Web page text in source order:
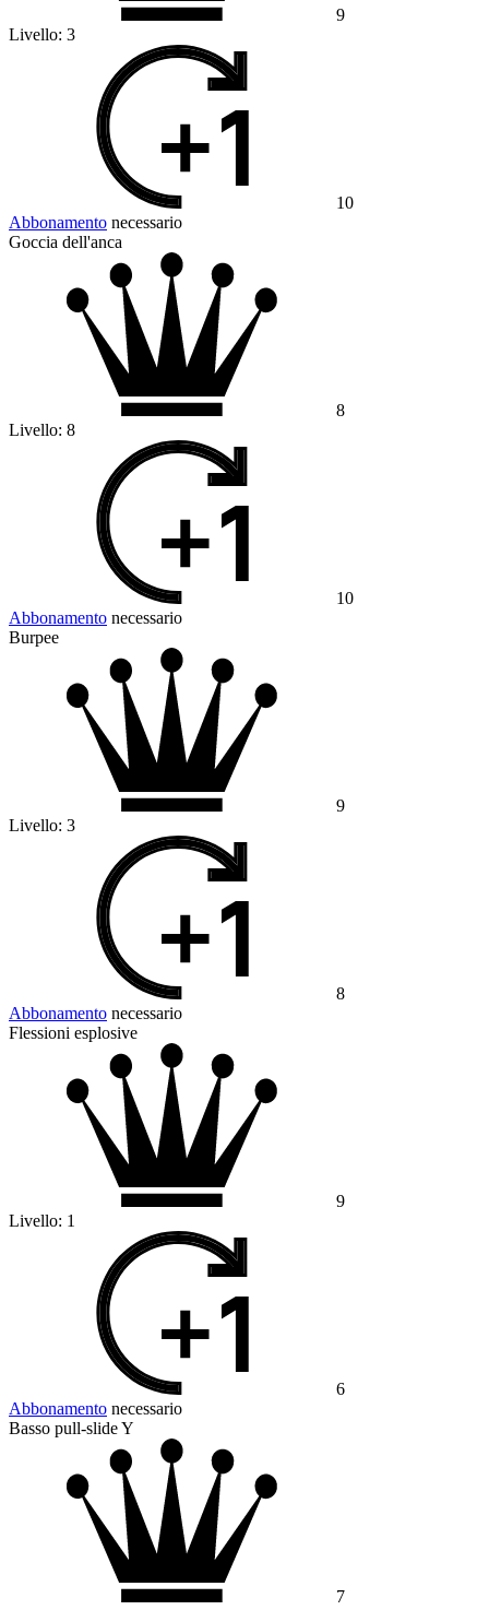
9
Livello: 3
10
Abbonamento necessario
Goccia dell'anca
8
Livello: 8
10
Abbonamento necessario
Burpee
9
Livello: 3
8
Abbonamento necessario
Flessioni esplosive
9
Livello: 1
6
Abbonamento necessario
Basso pull-slide Y
7